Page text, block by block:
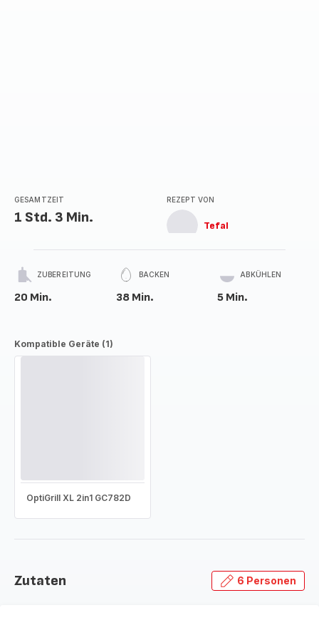
GESAMTZEIT
1 Std. 3 Min.
REZEPT VON
Tefal
ZUBEREITUNG
20 Min.
BACKEN
38 Min.
ABKÜHLEN
5 Min.
Kompatible Geräte (1)
OptiGrill XL 2in1 GC782D
Zutaten 6 Personen